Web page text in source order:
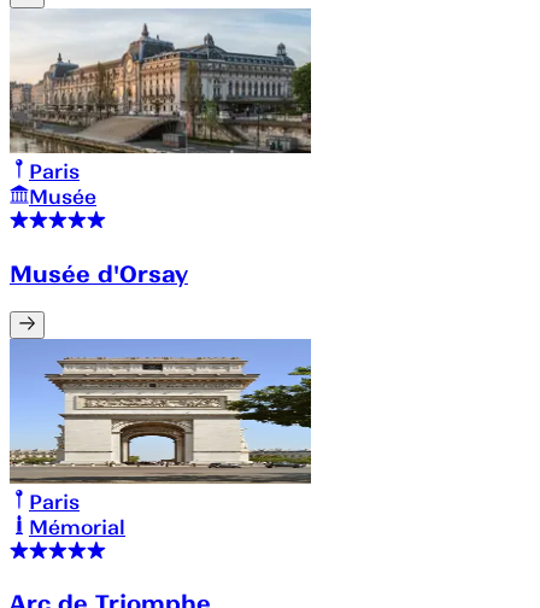
Paris
Musée
Musée d'Orsay
Paris
Mémorial